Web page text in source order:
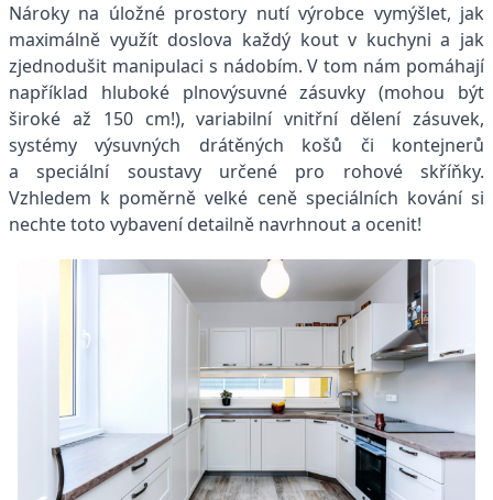
Nároky na úložné prostory nutí výrobce vymýšlet, jak
maximálně využít doslova každý kout v kuchyni a jak
zjednodušit manipulaci s nádobím. V tom nám pomáhají
například hluboké plnovýsuvné zásuvky (mohou být
široké až 150 cm!), variabilní vnitřní dělení zásuvek,
systémy výsuvných drátěných košů či kontejnerů
a speciální soustavy určené pro rohové skříňky.
Vzhledem k poměrně velké ceně speciálních kování si
nechte toto vybavení detailně navrhnout a ocenit!